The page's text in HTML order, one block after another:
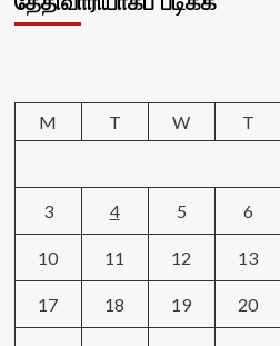
M
T W T
3 4 5 6
10 11 12 13
17 18 19 20